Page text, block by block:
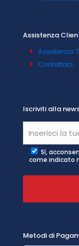
Assistenza
Assistenza
Contattaci
Iscriviti alla
Sì,
come indicato
Metodi di